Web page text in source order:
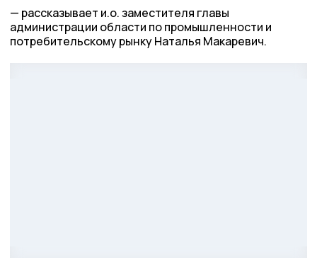
рассказывает и.о. заместителя главы
администрации области по промышленности и
потребительскому рынку Наталья Макаревич.